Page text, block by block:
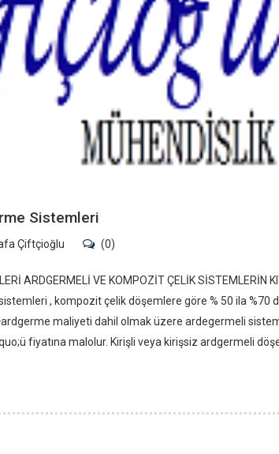
Sistemleri
Çiftçioğlu (0)
ARDGERMELİ VE KOMPOZİT ÇELİK SİSTEMLERİN
, kompozit çelik döşemlere göre % 50 ila %70
maliyeti dahil olmak üzere ardegermeli
fiyatına malolur. Kirişli veya kirişsiz ardgermeli